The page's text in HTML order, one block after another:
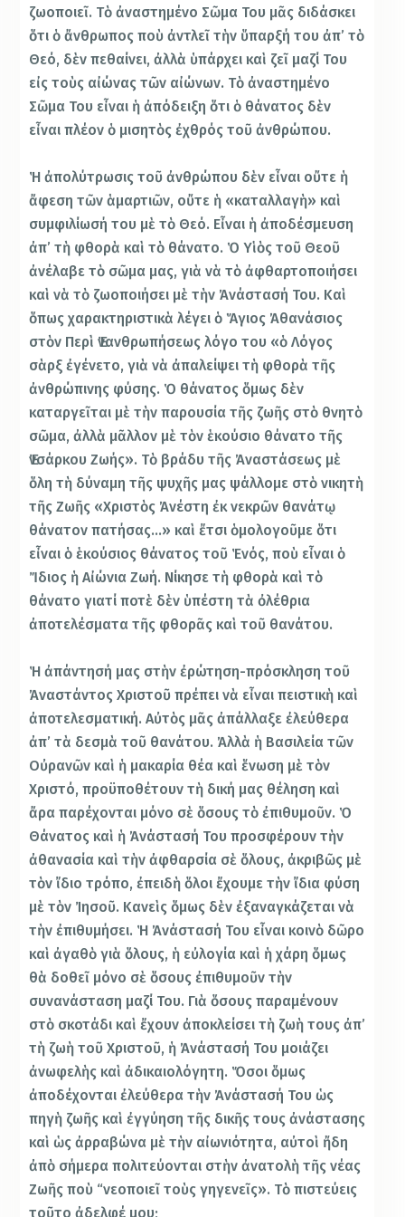
ζωοποιεῖ. Τὸ ἀναστημένο Σῶμα Του μᾶς διδάσκει
ὅτι ὁ ἄνθρωπος ποὺ ἀντλεῖ τὴν ὕπαρξή του ἀπ’ τὸ
Θεό, δὲν πεθαίνει, ἀλλὰ ὑπάρχει καὶ ζεῖ μαζί Του
εἰς τοὺς αἰώνας τῶν αἰώνων. Τὸ ἀναστημένο
Σῶμα Του εἶναι ἡ ἀπόδειξη ὅτι ὁ θάνατος δὲν
εἶναι πλέον ὁ μισητὸς ἐχθρός τοῦ ἀνθρώπου.
Ἡ ἀπολύτρωσις τοῦ ἀνθρώπου δὲν εἶναι οὔτε ἡ
ἄφεση τῶν ἁμαρτιῶν, οὔτε ἡ «καταλλαγὴ» καὶ
συμφιλίωσή του μὲ τὸ Θεό. Εἶναι ἡ ἀποδέσμευση
ἀπ’ τὴ φθορὰ καὶ τὸ θάνατο. Ὁ Υἱὸς τοῦ Θεοῦ
ἀνέλαβε τὸ σῶμα μας, γιὰ νὰ τὸ ἀφθαρτοποιήσει
καὶ νὰ τὸ ζωοποιήσει μὲ τὴν Ἀνάστασή Του. Καὶ
ὅπως χαρακτηριστικὰ λέγει ὁ Ἅγιος Ἀθανάσιος
στὸν Περὶ Ἐνανθρωπήσεως λόγο του «ὁ Λόγος
σὰρξ ἐγένετο, γιὰ νὰ ἀπαλείψει τὴ φθορὰ τῆς
ἀνθρώπινης φύσης. Ὁ θάνατος ὅμως δὲν
καταργεῖται μὲ τὴν παρουσία τῆς ζωῆς στὸ θνητὸ
σῶμα, ἀλλὰ μᾶλλον μὲ τὸν ἑκούσιο θάνατο τῆς
Ἐνσάρκου Ζωής». Τὸ βράδυ τῆς Ἀναστάσεως μὲ
ὅλη τὴ δύναμη τῆς ψυχῆς μας ψάλλομε στὸ νικητὴ
τῆς Ζωῆς «Χριστὸς Ἀνέστη ἐκ νεκρῶν θανάτῳ
θάνατον πατήσας…» καὶ ἔτσι ὁμολογοῦμε ὅτι
εἶναι ὁ ἑκούσιος θάνατος τοῦ Ἑνός, ποὺ εἶναι ὁ
Ἴδιος ἡ Αἰώνια Ζωή. Νίκησε τὴ φθορὰ καὶ τὸ
θάνατο γιατί ποτὲ δὲν ὑπέστη τὰ ὀλέθρια
ἀποτελέσματα τῆς φθορᾶς καὶ τοῦ θανάτου.
Ἡ ἀπάντησή μας στὴν ἐρώτηση-πρόσκληση τοῦ
Ἀναστάντος Χριστοῦ πρέπει νὰ εἶναι πειστικὴ καὶ
ἀποτελεσματική. Αὐτὸς μᾶς ἀπάλλαξε ἐλεύθερα
ἀπ’ τὰ δεσμὰ τοῦ θανάτου. Ἀλλὰ ἡ Βασιλεία τῶν
Οὐρανῶν καὶ ἡ μακαρία θέα καὶ ἕνωση μὲ τὸν
Χριστό, προϋποθέτουν τὴ δική μας θέληση καὶ
ἄρα παρέχονται μόνο σὲ ὅσους τὸ ἐπιθυμοῦν. Ὁ
Θάνατος καὶ ἡ Ἀνάστασή Του προσφέρουν τὴν
ἀθανασία καὶ τὴν ἀφθαρσία σὲ ὅλους, ἀκριβῶς μὲ
τὸν ἴδιο τρόπο, ἐπειδὴ ὅλοι ἔχουμε τὴν ἴδια φύση
μὲ τὸν Ἰησοῦ. Κανεὶς ὅμως δὲν ἐξαναγκάζεται νὰ
τὴν ἐπιθυμήσει. Ἡ Ἀνάστασή Του εἶναι κοινὸ δῶρο
καὶ ἀγαθὸ γιὰ ὅλους, ἡ εὐλογία καὶ ἡ χάρη ὅμως
θὰ δοθεῖ μόνο σὲ ὅσους ἐπιθυμοῦν τὴν
συνανάσταση μαζί Του. Γιὰ ὅσους παραμένουν
στὸ σκοτάδι καὶ ἔχουν ἀποκλείσει τὴ ζωὴ τους ἀπ’
τὴ ζωὴ τοῦ Χριστοῦ, ἡ Ἀνάστασή Του μοιάζει
ἀνωφελὴς καὶ ἀδικαιολόγητη. Ὅσοι ὅμως
ἀποδέχονται ἐλεύθερα τὴν Ἀνάστασή Του ὡς
πηγὴ ζωῆς καὶ ἐγγύηση τῆς δικῆς τους ἀνάστασης
καὶ ὡς ἀρραβώνα μὲ τὴν αἰωνιότητα, αὐτοὶ ἤδη
ἀπὸ σήμερα πολιτεύονται στὴν ἀνατολὴ τῆς νέας
Ζωῆς ποὺ “νεοποιεῖ τοὺς γηγενεῖς». Τὸ πιστεύεις
τοῦτο ἀδελφέ μου;